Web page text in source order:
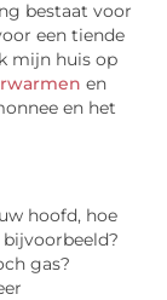
bestaat voor
een tiende
mijn huis op
en
en het
hoofd, hoe
bijvoorbeeld?
gas?